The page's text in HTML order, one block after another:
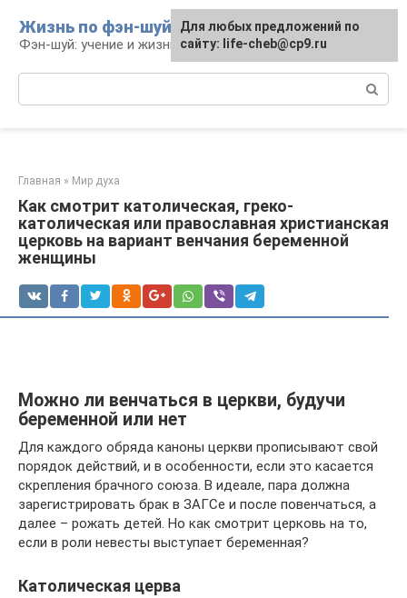
контенту
Жизнь по фэн-шуй
Фэн-шуй: учение и жизнь
Главная » Мир духа
Как смотрит католическая, греко-
католическая или православная христианская
церковь на вариант венчания беременной
женщины
Можно ли венчаться в церкви, будучи
беременной или нет
Для каждого обряда каноны церкви прописывают свой
порядок действий, и в особенности, если это касается
скрепления брачного союза. В идеале, пара должна
зарегистрировать брак в ЗАГСе и после повенчаться, а
далее – рожать детей. Но как смотрит церковь на то,
если в роли невесты выступает беременная?
Католическая церва
Для любых предложений по
сайту: life-cheb@cp9.ru
Для любых предложений по
сайту: life-cheb@cp9.ru